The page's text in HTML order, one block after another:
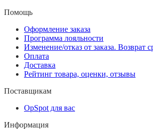
Помощь
Оформление заказа
Программа лояльности
Изменение/отказ от заказа. Возврат
Оплата
Доставка
Рейтинг товара, оценки, отзывы
Поставщикам
OpSpot для вас
Информация